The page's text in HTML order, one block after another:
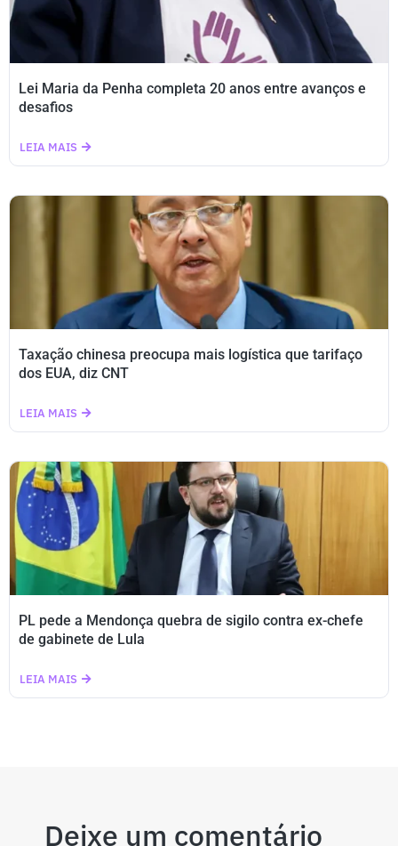
Lei Maria da Penha completa 20 anos entre avanços e
desafios
LEIA MAIS
Taxação chinesa preocupa mais logística que tarifaço
dos EUA, diz CNT
LEIA MAIS
PL pede a Mendonça quebra de sigilo contra ex-chefe
de gabinete de Lula
LEIA MAIS
Deixe um comentário